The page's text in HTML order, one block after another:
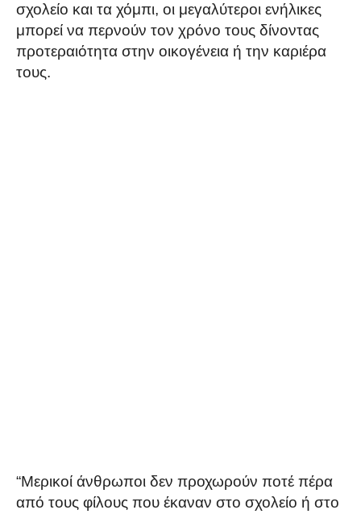
σχολείο και τα χόμπι, οι μεγαλύτεροι ενήλικες
μπορεί να περνούν τον χρόνο τους δίνοντας
προτεραιότητα στην οικογένεια ή την καριέρα
τους.
“Μερικοί άνθρωποι δεν προχωρούν ποτέ πέρα
από τους φίλους που έκαναν στο σχολείο ή στο